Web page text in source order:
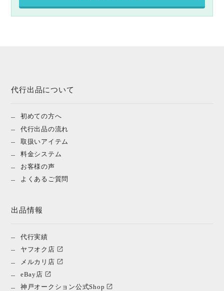
代行出品について
初めての方へ
代行出品の流れ
取扱いアイテム
料金システム
お客様の声
よくあるご質問
出品情報
代行実績
ヤフオク店
メルカリ店
eBay店
神戸オークション公式Shop